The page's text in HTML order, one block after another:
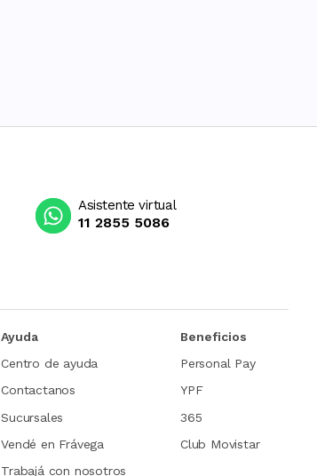
Asistente virtual
11 2855 5086
Ayuda
Centro de ayuda
Contactanos
Sucursales
Vendé en Frávega
Trabajá con nosotros
Beneficios
Personal Pay
YPF
365
Club Movistar